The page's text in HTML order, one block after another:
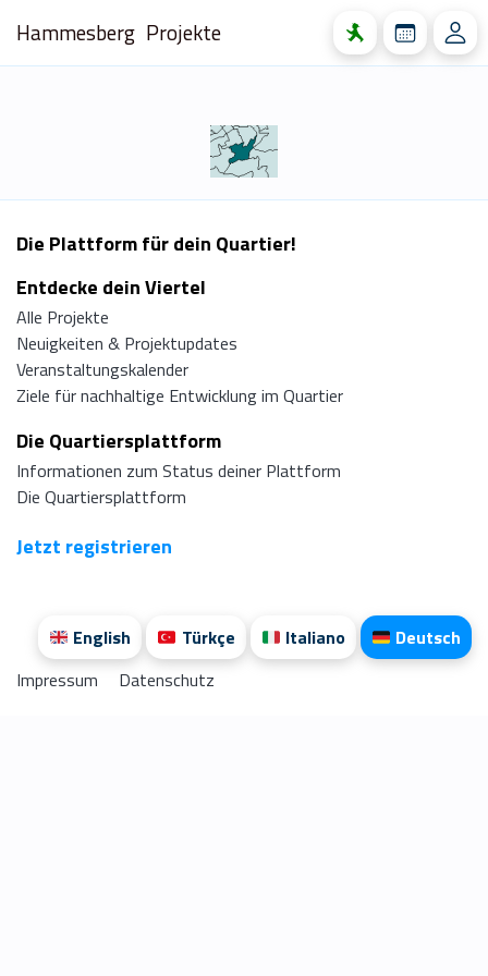
Hammesberg Projekte
Die Plattform für dein Quartier!
Entdecke dein Viertel
Alle Projekte
Neuigkeiten & Projektupdates
Veranstaltungskalender
Ziele für nachhaltige Entwicklung im Quartier
Die Quartiersplattform
Informationen zum Status deiner Plattform
Die Quartiersplattform
Jetzt registrieren
Impressum Datenschutz
English Türkçe Italiano Deutsch